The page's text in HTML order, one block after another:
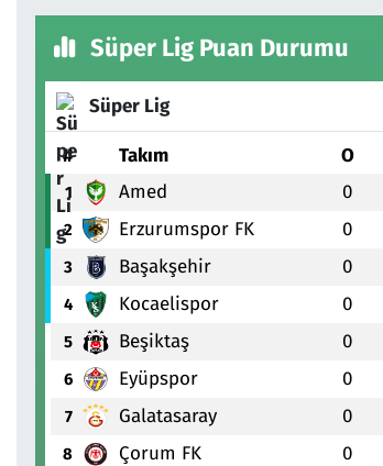
Süper Lig Puan Durumu
Süper Lig
# Takım O
1 Amed 0
2 Erzurumspor FK 0
3 Başakşehir 0
4 Kocaelispor 0
5 Beşiktaş 0
6 Eyüpspor 0
7 Galatasaray 0
8 Çorum FK 0